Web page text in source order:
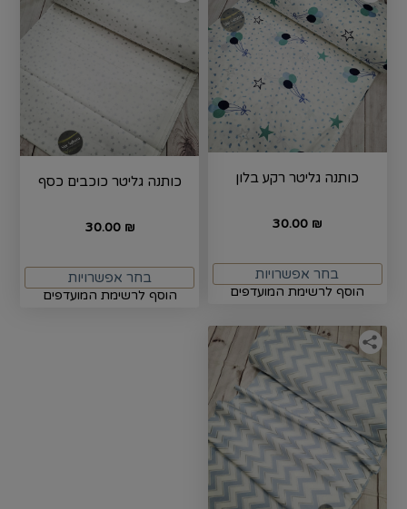
כותנה גליטר רקע בלון
30.00 ₪
בחר אפשרויות
הוסף לרשימת המועדפים
כותנה גליטר כוכבים כסף
30.00 ₪
בחר אפשרויות
הוסף לרשימת המועדפים